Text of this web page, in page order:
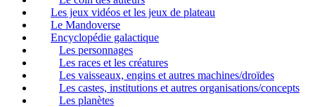
Les jeux vidéos et les jeux de plateau
Le Mandoverse
Encyclopédie galactique
Les personnages
Les races et les créatures
Les vaisseaux, engins et autres machines/droïdes
Les castes, institutions et autres organisations/concepts
Les planètes